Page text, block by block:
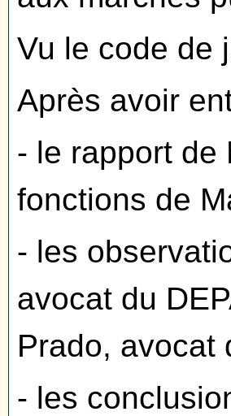
Vu le code de
Après avoir
- le rapport de
fonctions de
- les
avocat du
Prado, avocat
- les